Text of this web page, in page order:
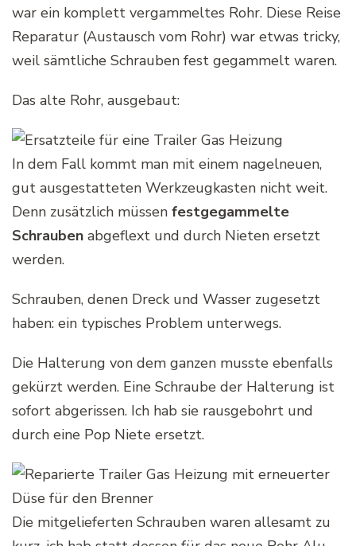
war ein komplett vergammeltes Rohr. Diese Reise
Reparatur (Austausch vom Rohr) war etwas tricky,
weil sämtliche Schrauben fest gegammelt waren.
Das alte Rohr, ausgebaut:
In dem Fall kommt man mit einem nagelneuen,
gut ausgestatteten Werkzeugkasten nicht weit.
Denn zusätzlich müssen festgegammelte
Schrauben abgeflext und durch Nieten ersetzt
werden.
Schrauben, denen Dreck und Wasser zugesetzt
haben: ein typisches Problem unterwegs.
Die Halterung von dem ganzen musste ebenfalls
gekürzt werden. Eine Schraube der Halterung ist
sofort abgerissen. Ich hab sie rausgebohrt und
durch eine Pop Niete ersetzt.
Die mitgelieferten Schrauben waren allesamt zu